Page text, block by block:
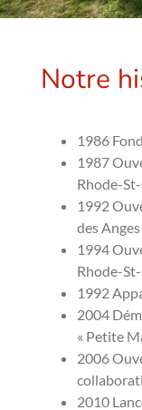
Notre
1986
1987
Rhode-
1992
des
1994
Rhode-
1992
2004
« Petite
2006
2010